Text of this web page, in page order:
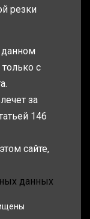
резки
данном
с
за
146
сайте,
данных